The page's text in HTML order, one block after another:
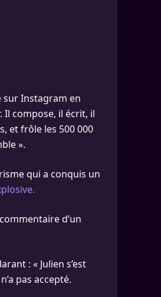
sur Instagram en
Il compose, il écrit, il
et frôle les 500 000
».
qui a conquis un
d’un
: « Julien s’est
pas accepté.